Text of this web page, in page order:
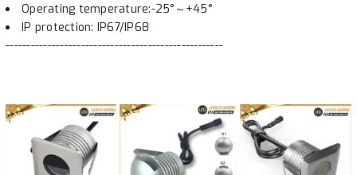
Operating temperature:-25°～+45°
IP protection: IP67/IP68
----------------------------------------------------